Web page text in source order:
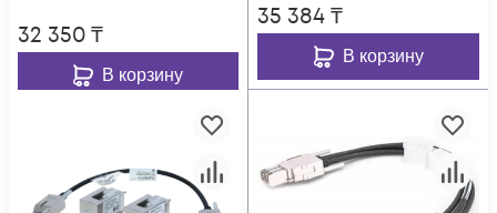
32 350₸
В корзину
35 384₸
В корзину